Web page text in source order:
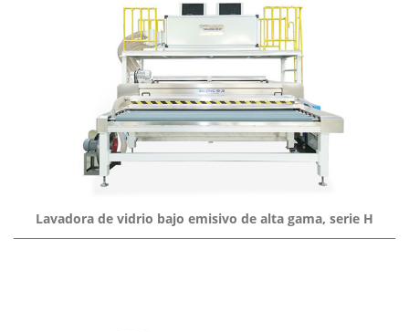
Lavadora de vidrio bajo emisivo de alta gama, serie H